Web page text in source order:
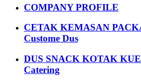
COMPANY PROFILE
CETAK KEMASAN
Custome Dus
DUS SNACK KOTAK
Catering